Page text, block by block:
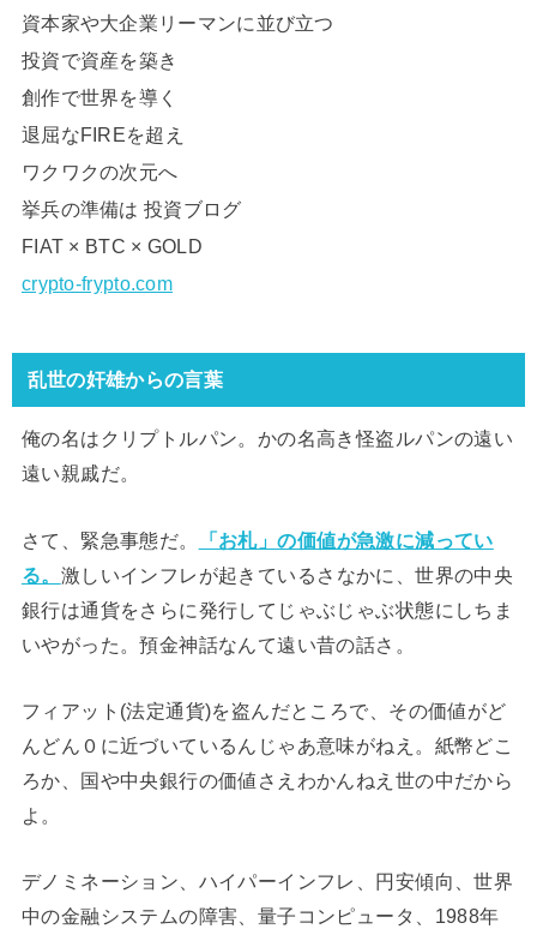
資本家や大企業リーマンに並び立つ
投資で資産を築き
創作で世界を導く
退屈なFIREを超え
ワクワクの次元へ
挙兵の準備は 投資ブログ
FIAT × BTC × GOLD
crypto-frypto.com
乱世の奸雄からの言葉
俺の名はクリプトルパン。かの名高き怪盗ルパンの遠い
遠い親戚だ。
さて、緊急事態だ。
「お札」の価値が急激に減ってい
る。 激しいインフレが起きているさなかに、世界の中央
銀行は通貨をさらに発行してじゃぶじゃぶ状態にしちま
いやがった。預金神話なんて遠い昔の話さ。
フィアット(法定通貨)を盗んだところで、その価値がど
んどん０に近づいているんじゃあ意味がねえ。紙幣どこ
ろか、国や中央銀行の価値さえわかんねえ世の中だから
よ。
デノミネーション、ハイパーインフレ、円安傾向、世界
中の金融システムの障害、量子コンピュータ、1988年